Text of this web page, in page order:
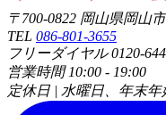
〒700-0822 岡山県岡山
TEL 086-801-3655
フリーダイヤル 0120-
営業時間 10:00 - 19:00
定休日 | 水曜日、年末